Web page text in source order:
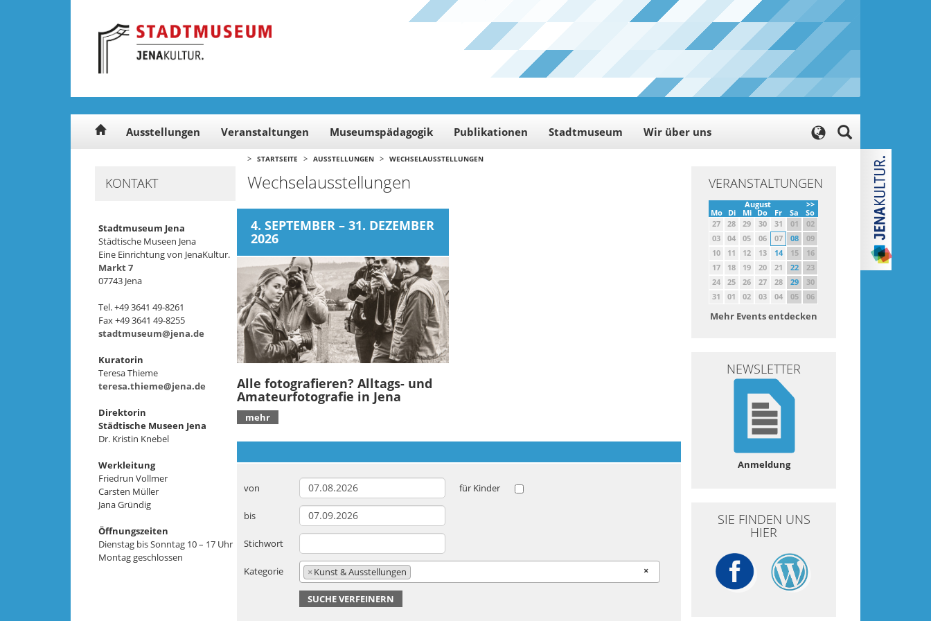
Ausstellungen Veranstaltungen Museumspädagogik Publikationen Stadtmuseum Wir über uns
KONTAKT
Stadtmuseum Jena
Städtische Museen Jena
Eine Einrichtung von JenaKultur.
Markt 7
07743 Jena
Tel. +49 3641 49-8261
Fax +49 3641 49-8255
stadtmuseum@jena.de
Kuratorin
Teresa Thieme
teresa.thieme@jena.de
Direktorin
Städtische Museen Jena
Dr. Kristin Knebel
Werkleitung
Friedrun Vollmer
Carsten Müller
Jana Gründig
Öffnungszeiten
Dienstag bis Sonntag 10 – 17 Uhr
Montag geschlossen
> STARTSEITE > AUSSTELLUNGEN > WECHSELAUSSTELLUNGEN
Wechselausstellungen
4. SEPTEMBER – 31. DEZEMBER
2026
Alle fotografieren? Alltags- und
Amateurfotografie in Jena
mehr
von für Kinder
bis
Stichwort
Kategorie ×
×Kunst & Ausstellungen
SUCHE VERFEINERN
VERANSTALTUNGEN
>>
August
Mo
Di Mi Do Fr Sa
So
27
28 29 30 31 01
02
03
04 05 06 07 08
09
10
11 12 13 14 15
16
17
18 19 20 21 22
23
24
25 26 27 28 29
30
31
01 02 03 04 05 06
Mehr Events entdecken
NEWSLETTER
Anmeldung
SIE FINDEN UNS
HIER